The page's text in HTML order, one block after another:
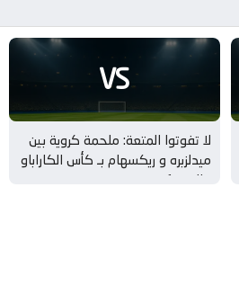
VS
لا تفوتوا المتعة: ملحمة كروية بين
ميدلزبره و ريكسهام بـ كأس الكاراباو
– الدور 1